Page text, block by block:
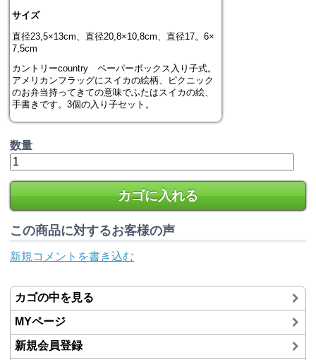
サイズ
直径23,5×13cm、直径20,8×10,8cm、直径17。6×
7,5cm
カントリーcountry ペーパーボックス入り子式。
アメリカンフラッグにスイカの絵柄、ピクニック
のお弁当持ってきての意味でふたはスイカの絵、
手書きです。3個の入り子セット。
数量
カゴに入れる
この商品に対するお客様の声
新規コメントを書き込む
カゴの中を見る
MYページ
新規会員登録